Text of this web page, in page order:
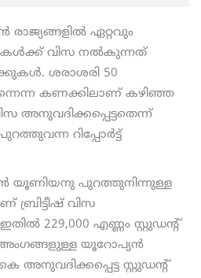
ഏറ്റവും
വിസ നല്‍കുന്നത്
ശരാശരി 50
കണക്കിലാണ് കഴിഞ്ഞ
അനുവദിക്കപ്പെട്ടതെന്ന്
റിപ്പോർട്ട്
യൂണിയനു പുറത്തുനിന്നുള്ള
ബ്രിട്ടീഷ് വിസ
ഇതില്‍ 229,000 എണ്ണം സ്റ്റുഡന്റ്
യൂറോപ്യന്‍
സ്റ്റുഡന്റ്